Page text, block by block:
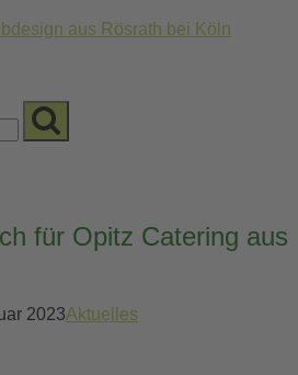
für Opitz Catering aus
2023Aktuelles